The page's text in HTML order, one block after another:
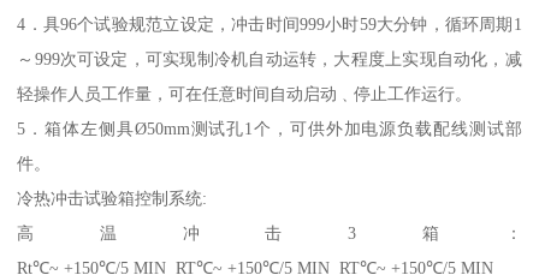
4．具96个试验规范立设定，冲击时间999小时59大分钟，循环周期1
～999次可设定，可实现制冷机自动运转，大程度上实现自动化，减
轻操作人员工作量，可在任意时间自动启动﹑停止工作运行。
5．箱体左侧具Ø50mm测试孔1个，可供外加电源负载配线测试部
件。
冷热冲击试验箱控制系统:
高温冲击3箱：
Rt℃~ +150℃/5 MIN RT℃~ +150℃/5 MIN RT℃~ +150℃/5 MIN